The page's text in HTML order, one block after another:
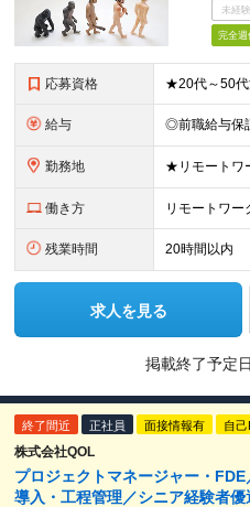
未経
完全週
応募資格
給与
勤務地
働き方 リモートワー
残業時間 20時間以内
求人を見る
掲載終了予定
終了間近 正社員 面接情報有 自
株式会社QOL
プロジェクトマネージャー・
導入・工程管理／シニア経験者